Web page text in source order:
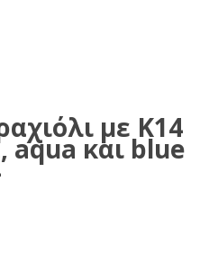
με Κ14
aqua και blue